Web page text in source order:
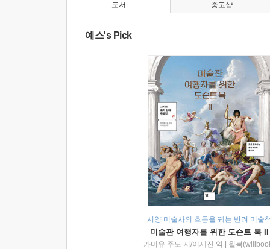
도서
예스's Pick
서양 미술사의 흐름을 꿰는 반려 미술
미술관 여행자를 위한 도슨트 북 II
카미유 주노 저/이세진 역
윌북
중고샵